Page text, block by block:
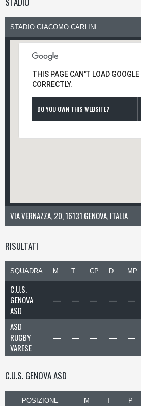
STADIO GIACOMO CARLINI
THIS PAGE CAN'T LOAD
CORRECTLY.
DO YOU OWN THIS WEBSITE?
VIA VERNAZZA, 20, 16131 GENOVA, ITALIA
RISULTATI
SQUADRA M T CP D MP
C.U.S.
GENOVA
ASD
— — — — —
ASD
RUGBY
VARESE
— — — — —
C.U.S. GENOVA ASD
POSIZIONE M T P